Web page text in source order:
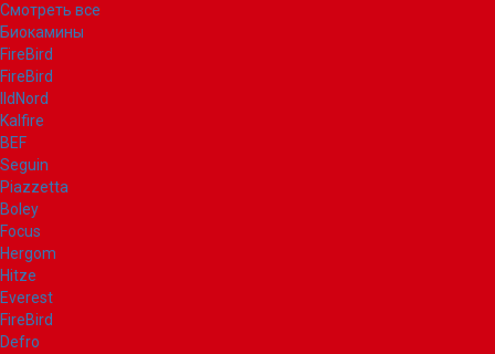
Смотреть все
Биокамины
FireBird
FireBird
IldNord
Kalfire
BEF
Seguin
Piazzetta
Boley
Focus
Hergom
Hitze
Everest
FireBird
Defro